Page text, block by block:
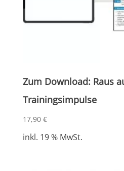
Zum Download: Raus
Trainingsimpulse
17,90 €
inkl. 19 % MwSt.